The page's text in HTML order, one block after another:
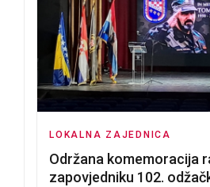
LOKALNA ZAJEDNICA
Održana komemoracija
zapovjedniku 102.